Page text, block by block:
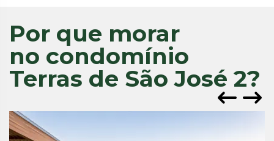
Por que morar
no condomínio
Terras de São José 2?